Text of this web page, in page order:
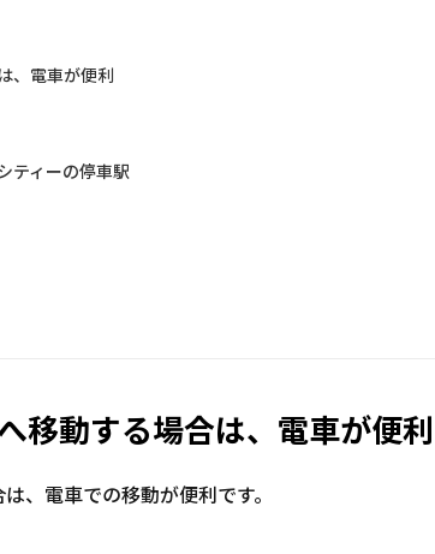
、電車が便利
ティーの停車駅
移動する場合は、電車が便利
、電車での移動が便利です。